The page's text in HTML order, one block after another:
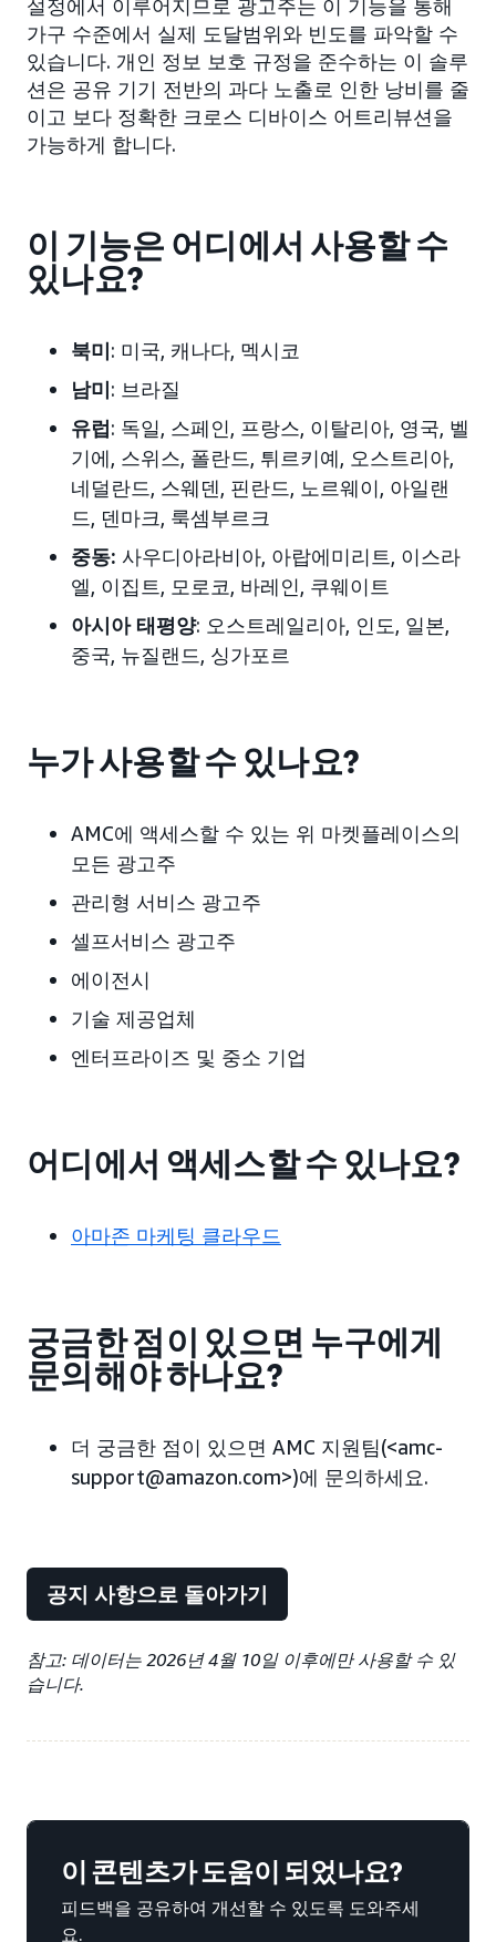
설정에서 이루어지므로 광고주는 이 기능을 통해
가구 수준에서 실제 도달범위와 빈도를 파악할 수
있습니다. 개인 정보 보호 규정을 준수하는 이 솔루
션은 공유 기기 전반의 과다 노출로 인한 낭비를 줄
이고 보다 정확한 크로스 디바이스 어트리뷰션을
가능하게 합니다.
이 기능은 어디에서 사용할 수
있나요?
북미: 미국, 캐나다, 멕시코
남미: 브라질
유럽: 독일, 스페인, 프랑스, 이탈리아, 영국, 벨
기에, 스위스, 폴란드, 튀르키예, 오스트리아,
네덜란드, 스웨덴, 핀란드, 노르웨이, 아일랜
드, 덴마크, 룩셈부르크
중동: 사우디아라비아, 아랍에미리트, 이스라
엘, 이집트, 모로코, 바레인, 쿠웨이트
아시아 태평양: 오스트레일리아, 인도, 일본,
중국, 뉴질랜드, 싱가포르
누가 사용할 수 있나요?
AMC에 액세스할 수 있는 위 마켓플레이스의
모든 광고주
관리형 서비스 광고주
셀프서비스 광고주
에이전시
기술 제공업체
엔터프라이즈 및 중소 기업
어디에서 액세스할 수 있나요?
아마존 마케팅 클라우드
궁금한 점이 있으면 누구에게
문의해야 하나요?
더 궁금한 점이 있으면 AMC 지원팀(<amc-
support@amazon.com>)에 문의하세요.
공지 사항으로 돌아가기
참고: 데이터는 2026년 4월 10일 이후에만 사용할 수 있
습니다.
이 콘텐츠가 도움이 되었나요?
피드백을 공유하여 개선할 수 있도록 도와주세
요.